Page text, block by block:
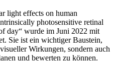
light effects on human
photosensitive retinal
day“ wurde im Juni 2022 mit
Sie ist ein wichtiger Baustein,
Wirkungen, sondern auch
und bewerten zu können.